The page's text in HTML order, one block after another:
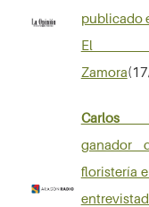
publicado
El
Zamora
Carlos
ganador
floristería